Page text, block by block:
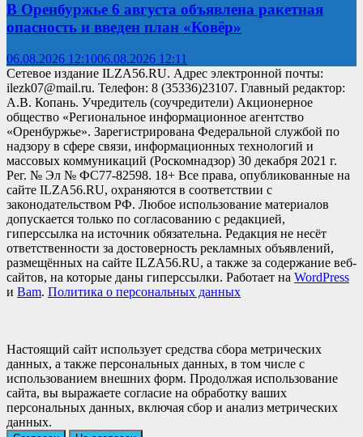
В Оренбуржье 6 августа объявлена ракетная
опасность и введен план «Ковёр»
06.08.2026 12:1006.08.2026 12:11
Сетевое издание ILZA56.RU. Адрес электронной почты:
ilezk07@mail.ru. Телефон: 8 (35336)23107. Главный редактор:
А.В. Копань. Учредитель (соучредители) Акционерное
общество «Региональное информационное агентство
«Оренбуржье». Зарегистрирована Федеральной службой по
надзору в сфере связи, информационных технологий и
массовых коммуникаций (Роскомнадзор) 30 декабря 2021 г.
Рег. № Эл № ФС77-82598. 18+ Все права, опубликованные на
сайте ILZA56.RU, охраняются в соответствии с
законодательством РФ. Любое использование материалов
допускается только по согласованию с редакцией,
гиперссылка на источник обязательна. Редакция не несёт
ответственности за достоверность рекламных объявлений,
размещённых на сайте ILZA56.RU, а также за содержание веб-
сайтов, на которые даны гиперссылки. Работает на WordPress
и Bam. Политика о персональных данных
Настоящий сайт использует средства сбора метрических
данных, а также персональных данных, в том числе с
использованием внешних форм. Продолжая использование
сайта, вы выражаете согласие на обработку ваших
персональных данных, включая сбор и анализ метрических
данных.